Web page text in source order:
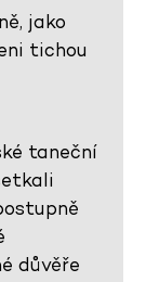
jako
tichou
taneční
důvěře